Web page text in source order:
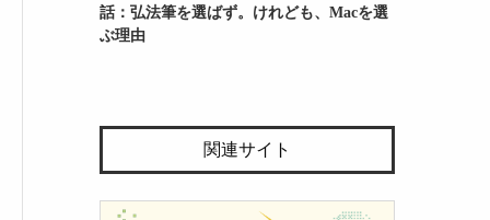
話：弘法筆を選ばず。けれども、Macを選
ぶ理由
関連サイト